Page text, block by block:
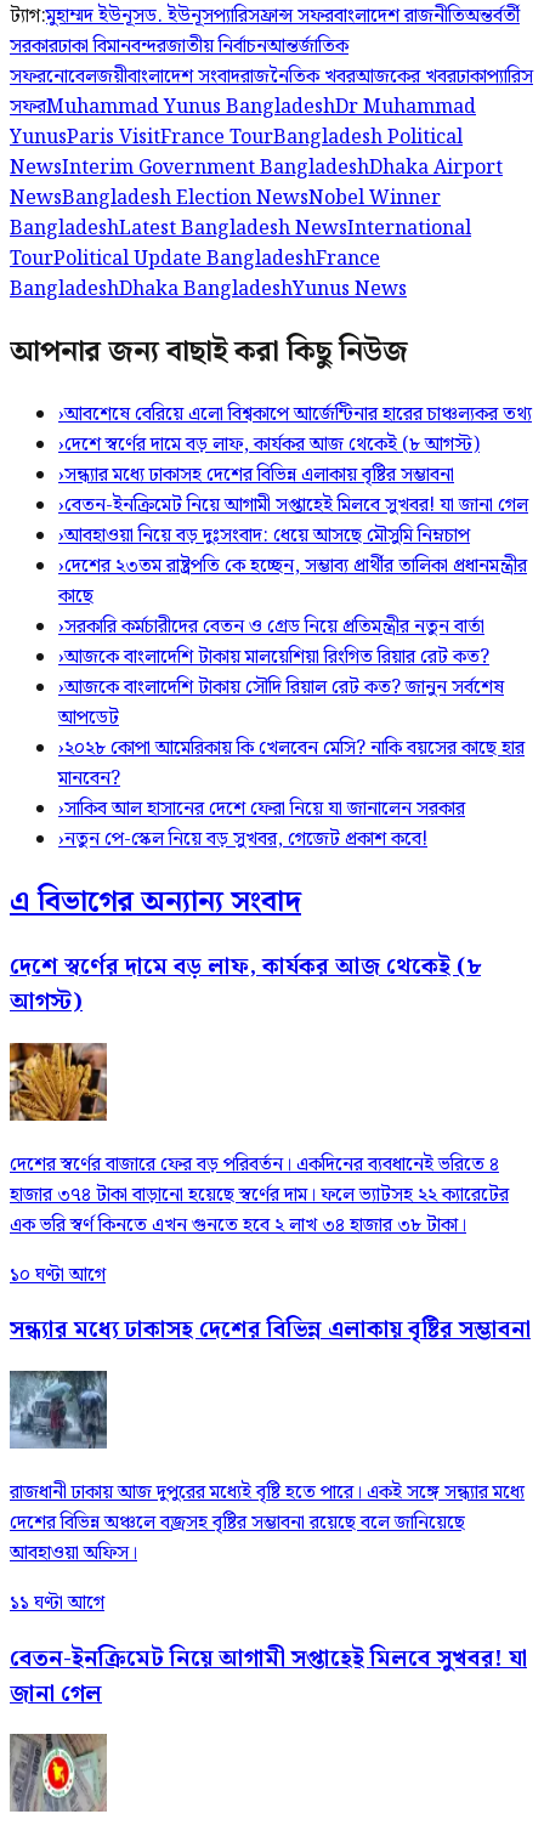
ট্যাগ:মুহাম্মদ ইউনূসড. ইউনূসপ্যারিসফ্রান্স সফরবাংলাদেশ রাজনীতিঅন্তর্বর্তী
সরকারঢাকা বিমানবন্দরজাতীয় নির্বাচনআন্তর্জাতিক
সফরনোবেলজয়ীবাংলাদেশ সংবাদরাজনৈতিক খবরআজকের খবরঢাকাপ্যারিস
সফরMuhammad Yunus BangladeshDr Muhammad
YunusParis VisitFrance TourBangladesh Political
NewsInterim Government BangladeshDhaka Airport
NewsBangladesh Election NewsNobel Winner
BangladeshLatest Bangladesh NewsInternational
TourPolitical Update BangladeshFrance
BangladeshDhaka BangladeshYunus News
আপনার জন্য বাছাই করা কিছু নিউজ
›আবশেষে বেরিয়ে এলো বিশ্বকাপে আর্জেন্টিনার হারের চাঞ্চল্যকর তথ্য
›দেশে স্বর্ণের দামে বড় লাফ, কার্যকর আজ থেকেই (৮ আগস্ট)
›সন্ধ্যার মধ্যে ঢাকাসহ দেশের বিভিন্ন এলাকায় বৃষ্টির সম্ভাবনা
›বেতন-ইনক্রিমেট নিয়ে আগামী সপ্তাহেই মিলবে সুখবর! যা জানা গেল
›আবহাওয়া নিয়ে বড় দুঃসংবাদ: ধেয়ে আসছে মৌসুমি নিম্নচাপ
›দেশের ২৩তম রাষ্ট্রপতি কে হচ্ছেন, সম্ভাব্য প্রার্থীর তালিকা প্রধানমন্ত্রীর
কাছে
›সরকারি কর্মচারীদের বেতন ও গ্রেড নিয়ে প্রতিমন্ত্রীর নতুন বার্তা
›আজকে বাংলাদেশি টাকায় মালয়েশিয়া রিংগিত রিয়ার রেট কত?
›আজকে বাংলাদেশি টাকায় সৌদি রিয়াল রেট কত? জানুন সর্বশেষ
আপডেট
›২০২৮ কোপা আমেরিকায় কি খেলবেন মেসি? নাকি বয়সের কাছে হার
মানবেন?
›সাকিব আল হাসানের দেশে ফেরা নিয়ে যা জানালেন সরকার
›নতুন পে-স্কেল নিয়ে বড় সুখবর, গেজেট প্রকাশ কবে!
এ বিভাগের অন্যান্য সংবাদ
দেশে স্বর্ণের দামে বড় লাফ, কার্যকর আজ থেকেই (৮
আগস্ট)
দেশের স্বর্ণের বাজারে ফের বড় পরিবর্তন। একদিনের ব্যবধানেই ভরিতে ৪
হাজার ৩৭৪ টাকা বাড়ানো হয়েছে স্বর্ণের দাম। ফলে ভ্যাটসহ ২২ ক্যারেটের
এক ভরি স্বর্ণ কিনতে এখন গুনতে হবে ২ লাখ ৩৪ হাজার ৩৮ টাকা।
১০ ঘণ্টা আগে
সন্ধ্যার মধ্যে ঢাকাসহ দেশের বিভিন্ন এলাকায় বৃষ্টির সম্ভাবনা
রাজধানী ঢাকায় আজ দুপুরের মধ্যেই বৃষ্টি হতে পারে। একই সঙ্গে সন্ধ্যার মধ্যে
দেশের বিভিন্ন অঞ্চলে বজ্রসহ বৃষ্টির সম্ভাবনা রয়েছে বলে জানিয়েছে
আবহাওয়া অফিস।
১১ ঘণ্টা আগে
বেতন-ইনক্রিমেট নিয়ে আগামী সপ্তাহেই মিলবে সুখবর! যা
জানা গেল